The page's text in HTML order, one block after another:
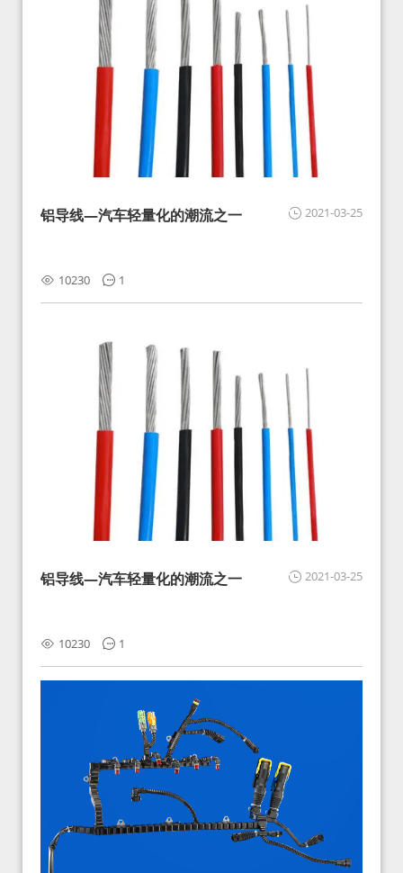
2021-03-25
铝导线—汽车轻量化的潮流之一
10230 1
2021-03-25
铝导线—汽车轻量化的潮流之一
10230 1